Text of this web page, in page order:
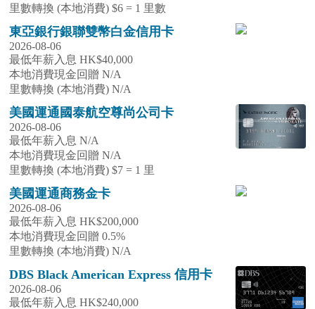
里數轉換 (本地消費) $6 = 1 里數
東亞銀行銀聯雙幣白金信用卡
2026-08-06
最低年薪入息 HK$40,000
本地消費現金回贈 N/A
里數轉換 (本地消費) N/A
美國運通國泰航空尊尚公司卡
2026-08-06
最低年薪入息 N/A
本地消費現金回贈 N/A
里數轉換 (本地消費) $7 = 1 里
美國運通商務金卡
2026-08-06
最低年薪入息 HK$200,000
本地消費現金回贈 0.5%
里數轉換 (本地消費) N/A
DBS Black American Express 信用卡
2026-08-06
最低年薪入息 HK$240,000